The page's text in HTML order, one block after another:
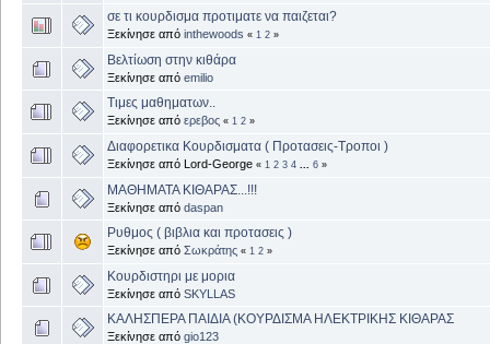
σε τι κουρδισμα προτιματε να παιζεται?
Ξεκίνησε από inthewoods « 1 2 »
Βελτίωση στην κιθάρα
Ξεκίνησε από emilio
Τιμες μαθηματων..
Ξεκίνησε από ερεβος « 1 2 »
Διαφορετικα Κουρδισματα ( Προτασεις-Τροποι )
Ξεκίνησε από Lord-George « 1 2 3 4 6 »
ΜΑΘΗΜΑΤΑ ΚΙΘΑΡΑΣ...!!!
Ξεκίνησε από daspan
Ρυθμος ( βιβλια και προτασεις )
Ξεκίνησε από Σωκράτης « 1 2 »
Κουρδιστηρι με μορια
Ξεκίνησε από SKYLLAS
ΚΑΛΗΣΠΕΡΑ ΠΑΙΔΙΑ (ΚΟΥΡΔΙΣΜΑ ΗΛΕΚΤΡΙΚΗΣ ΚΙΘΑΡΑΣ
Ξεκίνησε από gio123